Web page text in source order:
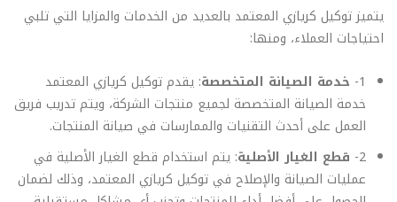
يتميز توكيل كريازي المعتمد بالعديد من الخدمات والمزايا التي تلبي
احتياجات العملاء، ومنها:
1- خدمة الصيانة المتخصصة: يقدم توكيل كريازي المعتمد
خدمة الصيانة المتخصصة لجميع منتجات الشركة، ويتم تدريب فريق
العمل على أحدث التقنيات والممارسات في صيانة المنتجات.
2- قطع الغيار الأصلية: يتم استخدام قطع الغيار الأصلية في
عمليات الصيانة والإصلاح في توكيل كريازي المعتمد، وذلك لضمان